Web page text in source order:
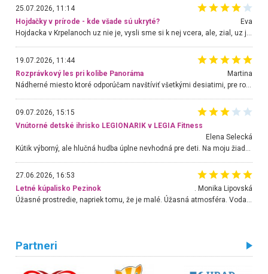
25.07.2026, 11:14
Hojdačky v prírode - kde všade sú ukryté?
Eva
Hojdacka v Krpelanoch uz nie je, vysli sme si k nej vcera, ale, zial, uz je znicena. Ak sem planujete cestu len kvoli hojdacke, mozete si ju usetrit. Krasny vyhlad je tu vsak aj bez hojdacky :-)
19.07.2026, 11:44
Rozprávkový les pri kolibe Panoráma
Martina
Nádherné miesto ktoré odporúčam navštíviť všetkými desiatimi, pre rodiny s deťmi, dôchodcom... Proste a jednoducho ozaj rozprávkový les.. určite ešte prídeme. Odniesli sme si na pamiatku krásne tričká,
09.07.2026, 15:15
Vnútorné detské ihrisko LEGIONARIK v LEGIA Fitness
Elena Selecká
27.06.2026, 16:53
Letné kúpalisko Pezinok
. Monika Lipovská
Úžasné prostredie, napriek tomu, že je malé. Úžasná atmosféra. Voda fantastická a nádherná. Ľudí je pomerne veľa, ale su mili a ohľaduplní. Je veľmi zaujímavé sledovať, ako dokážu spolu športovať cudzí ľudia a bez ohľadu na vek. Vládne tu pohoda. Vnuka neviem dostať z vody. Ďakujem za krásny deň . Urcite sa sem vrátim. Jediný problém je s parkovaním, ale aj ten sa mi podarilo vyriešiť. Monika Bratislava
Partneri